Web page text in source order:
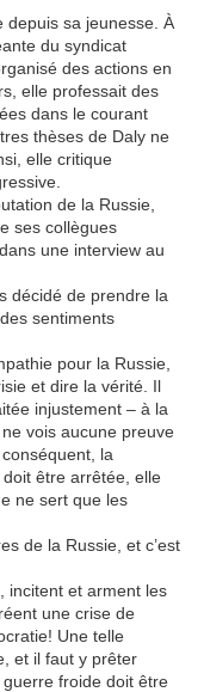
depuis sa jeunesse. À
du syndicat
des actions en
elle professait des
dans le courant
thèses de Daly ne
elle critique
de la Russie,
ses collègues
une interview au
décidé de prendre la
sentiments
pour la Russie,
et dire la vérité. Il
injustement – à la
ne vois aucune preuve
la
être arrêtée, elle
ne sert que les
de la Russie, et c’est
incitent et arment les
une crise de
Une telle
et il faut y prêter
guerre froide doit être